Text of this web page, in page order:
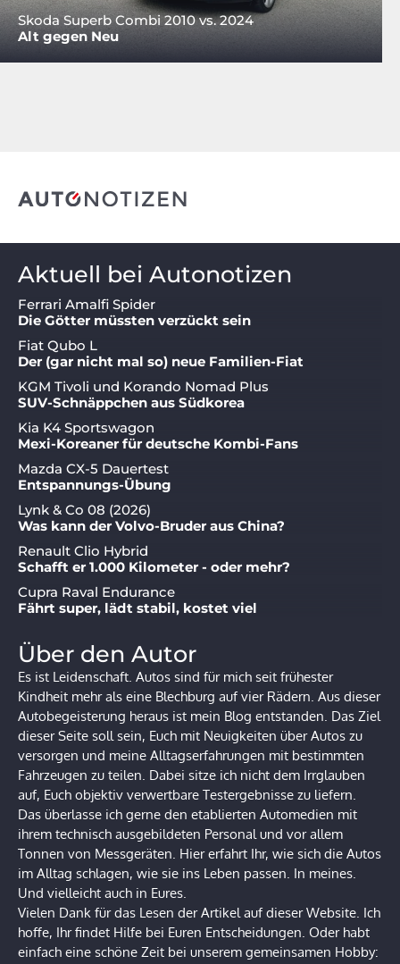
Skoda Superb Combi 2010 vs. 2024
Alt gegen Neu
Aktuell bei Autonotizen
Ferrari Amalfi Spider
Die Götter müssten verzückt sein
Fiat Qubo L
Der (gar nicht mal so) neue Familien-Fiat
KGM Tivoli und Korando Nomad Plus
SUV-Schnäppchen aus Südkorea
Kia K4 Sportswagon
Mexi-Koreaner für deutsche Kombi-Fans
Mazda CX-5 Dauertest
Entspannungs-Übung
Lynk & Co 08 (2026)
Was kann der Volvo-Bruder aus China?
Renault Clio Hybrid
Schafft er 1.000 Kilometer - oder mehr?
Cupra Raval Endurance
Fährt super, lädt stabil, kostet viel
Über den Autor
Es ist Leidenschaft. Autos sind für mich seit frühester
Kindheit mehr als eine Blechburg auf vier Rädern. Aus dieser
Autobegeisterung heraus ist mein Blog entstanden. Das Ziel
dieser Seite soll sein, Euch mit Neuigkeiten über Autos zu
versorgen und meine Alltagserfahrungen mit bestimmten
Fahrzeugen zu teilen. Dabei sitze ich nicht dem Irrglauben
auf, Euch objektiv verwertbare Testergebnisse zu liefern.
Das überlasse ich gerne den etablierten Automedien mit
ihrem technisch ausgebildeten Personal und vor allem
Tonnen von Messgeräten. Hier erfahrt Ihr, wie sich die Autos
im Alltag schlagen, wie sie ins Leben passen. In meines.
Und vielleicht auch in Eures.
Vielen Dank für das Lesen der Artikel auf dieser Website. Ich
hoffe, Ihr findet Hilfe bei Euren Entscheidungen. Oder habt
einfach eine schöne Zeit bei unserem gemeinsamen Hobby: